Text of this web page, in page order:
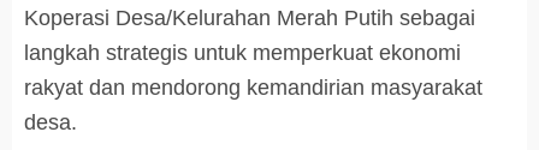
Koperasi Desa/Kelurahan Merah Putih sebagai
langkah strategis untuk memperkuat ekonomi
rakyat dan mendorong kemandirian masyarakat
desa.